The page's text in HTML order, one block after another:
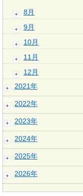
8月
9月
10月
11月
12月
2021年
2022年
2023年
2024年
2025年
2026年